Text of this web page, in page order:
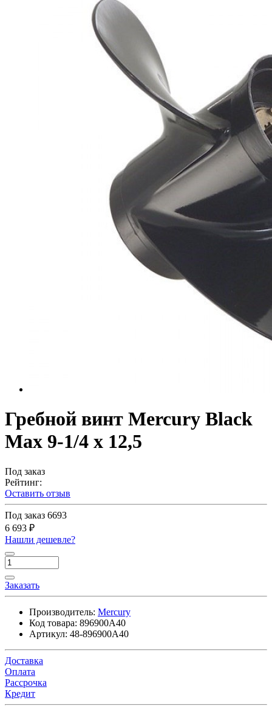
Гребной винт Mercury Black
Max 9-1/4 x 12,5
Под заказ
Рейтинг:
Оставить отзыв
Под заказ 6693
6 693 ₽
Нашли дешевле?
Заказать
Производитель: Mercury
Код товара: 896900A40
Артикул: 48-896900A40
Доставка
Оплата
Рассрочка
Кредит